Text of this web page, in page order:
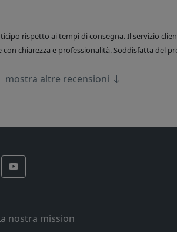
rispetto ai tempi di consegna. Il servizio
chiarezza e professionalità. Soddisfatta del
mostra altre recensioni
nostra mission